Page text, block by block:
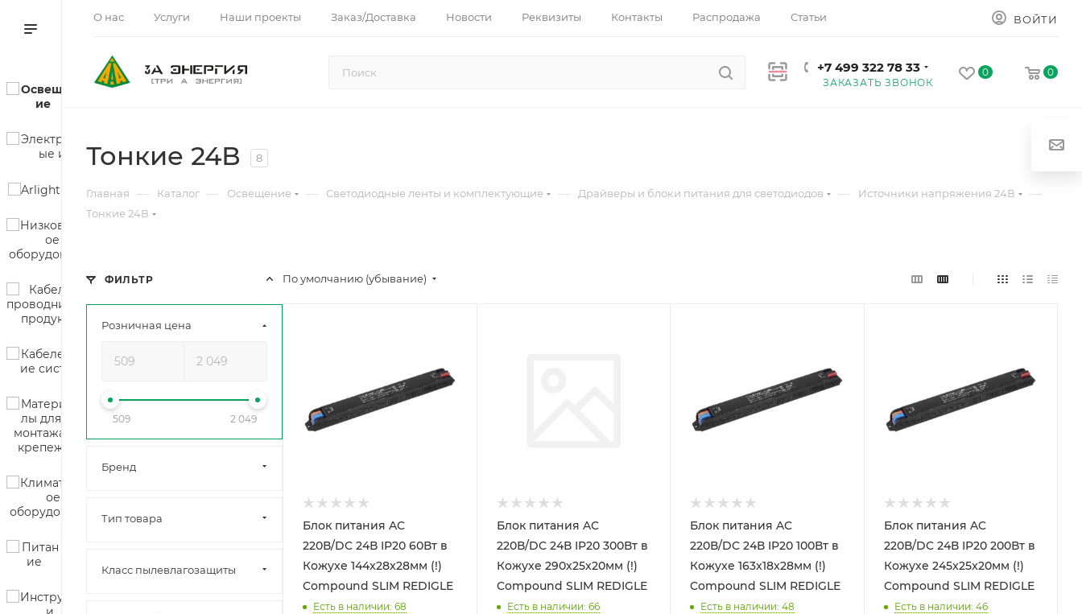
О нас Услуги Наши проекты Заказ/Доставка Новости Реквизиты Контакты Распродажа Статьи ВОЙТИ
+7 499 322 78 33
ЗАКАЗАТЬ ЗВОНОК
0 0
Тонкие 24В 8
Главная — Каталог — Освещение — Светодиодные ленты и комплектующие — Драйверы и блоки питания для светодиодов — Источники напряжения 24В —
Тонкие 24В
По умолчанию (убывание)
Блок питания AC
220В/DC 24В IP20 60Вт в
Кожухе 144x28x28мм (!)
Compound SLIM REDIGLE
Есть в наличии: 68
Блок питания AC
220В/DC 24В IP20 300Вт в
Кожухе 290х25х20мм (!)
Compound SLIM REDIGLE
Есть в наличии: 66
Блок питания AC
220В/DC 24В IP20 100Вт в
Кожухе 163x18x28мм (!)
Compound SLIM REDIGLE
Есть в наличии: 48
Блок питания AC
220В/DC 24В IP20 200Вт в
Кожухе 245x25x20мм (!)
Compound SLIM REDIGLE
Есть в наличии: 46
ФИЛЬТР
Розничная цена
509 2 049
Бренд
Тип товара
Класс пылевлагозащиты